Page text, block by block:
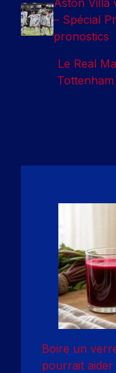
– Spécial
pronostics
Le Real
Boire un
pourrait